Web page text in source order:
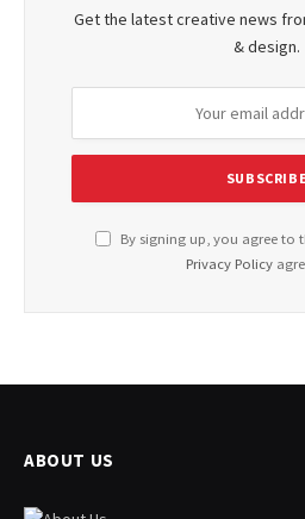
Get the latest creative news
& design.
By signing up, you agree to
Privacy Policy
ABOUT US